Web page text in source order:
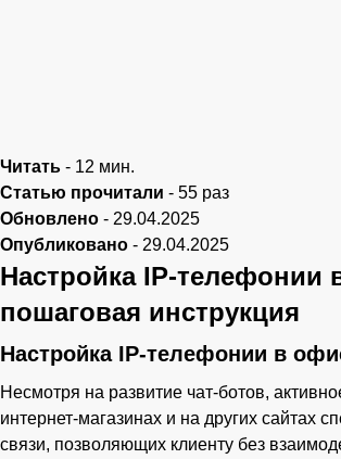
Читать - 12 мин.
Статью прочитали - 55 раз
Обновлено - 29.04.2025
Опубликовано - 29.04.2025
Настройка IP-
пошаговая инструкция
Настройка IP-телефонии в
Несмотря на развитие чат-ботов,
интернет-магазинах и на других сайтах
связи, позволяющих клиенту без